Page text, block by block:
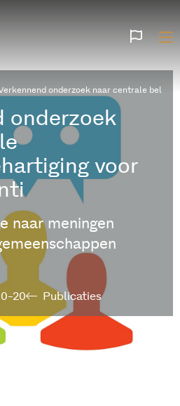
onderzoek naar centrale
onderzoek
voor
naar meningen
Publicaties
20